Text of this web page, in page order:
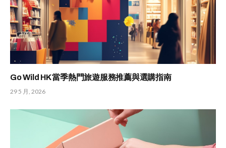
Go Wild HK 當季熱門旅遊服務推薦與選購指南
29 5 月, 2026